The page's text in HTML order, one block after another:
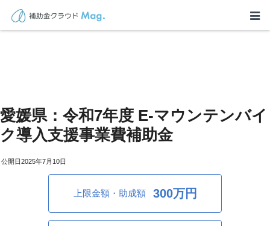
愛媛県：令和7年度 E-マウンテンバイ
ク導入支援事業費補助金
2025年7月10日
上限金額・助成額 300万円